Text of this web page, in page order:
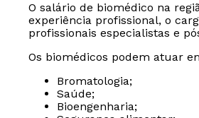
O salário de biomédico na
experiência profissional, o
profissionais especialistas e
Os biomédicos podem atuar
Bromatologia;
Saúde;
Bioengenharia;